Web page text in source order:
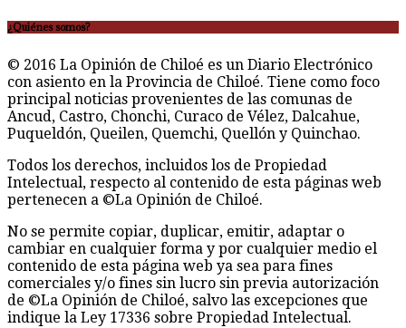
¿Quiénes somos?
© 2016 La Opinión de Chiloé es un Diario Electrónico
con asiento en la Provincia de Chiloé. Tiene como foco
principal noticias provenientes de las comunas de
Ancud, Castro, Chonchi, Curaco de Vélez, Dalcahue,
Puqueldón, Queilen, Quemchi, Quellón y Quinchao.
Todos los derechos, incluidos los de Propiedad
Intelectual, respecto al contenido de esta páginas web
pertenecen a ©La Opinión de Chiloé.
No se permite copiar, duplicar, emitir, adaptar o
cambiar en cualquier forma y por cualquier medio el
contenido de esta página web ya sea para fines
comerciales y/o fines sin lucro sin previa autorización
de ©La Opinión de Chiloé, salvo las excepciones que
indique la Ley 17336 sobre Propiedad Intelectual.